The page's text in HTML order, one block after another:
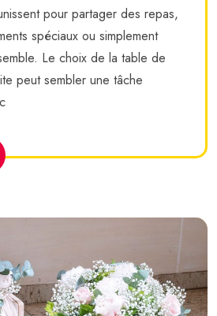
pour partager des repas,
spéciaux ou simplement
Le choix de la table de
peut sembler une tâche